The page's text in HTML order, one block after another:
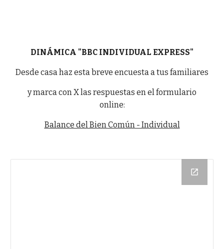
DINÁMICA "BBC INDIVIDUAL EXPRESS"
Desde casa haz esta breve encuesta a tus familiares
y marca con X las respuestas en el formulario
online:
Balance del Bien Común - Individual